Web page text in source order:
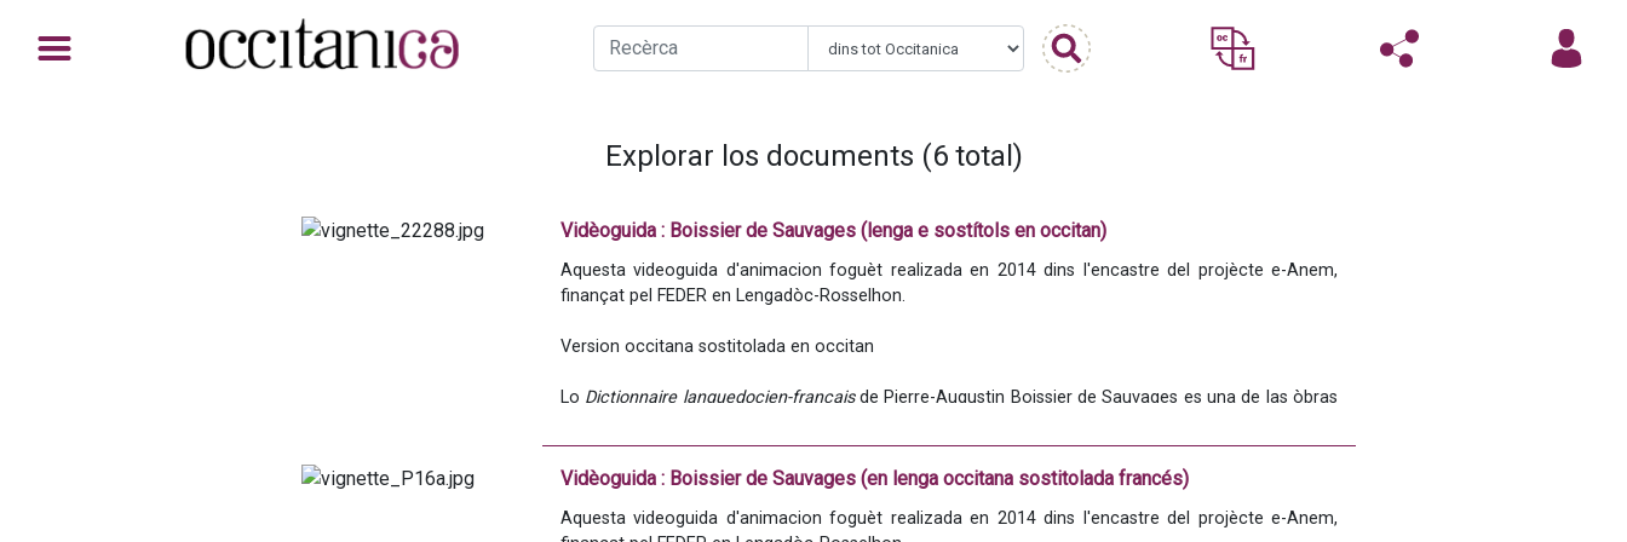
Explorar los documents (6 total)
Vidèoguida : Boissier de Sauvages (lenga e sostítols en occitan)
Aquesta videoguida d'animacion foguèt realizada en 2014 dins l'encastre del projècte e-Anem,
finançat pel FEDER en Lengadòc-Rosselhon.
Version occitana sostitolada en occitan
Lo Dictionnaire languedocien-français de Pierre-Augustin Boissier de Sauvages es una de las òbras
l’epòca modèrna. Es estat una aisina de trabalh importanta pels escrivans de la renaissença d’òc,
que mantun còp i fan referéncia al sègle XIX. Es un dels primièrs diccionaris e lexics estampats de
français de Simon-Jude Honnorat (Digne, 1846-1848) puèi Lou Tresor dóu Felibrige de Frédéric
Vidèoguida : Boissier de Sauvages (en lenga occitana sostitolada francés)
Aquesta videoguida d'animacion foguèt realizada en 2014 dins l'encastre del projècte e-Anem,